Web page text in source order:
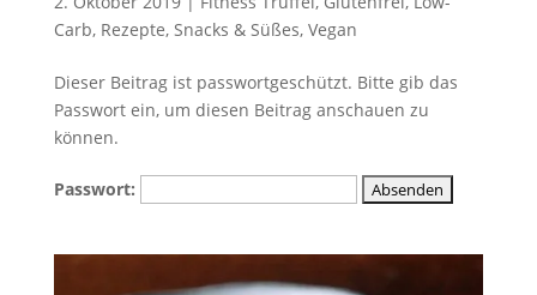
Carb, Rezepte, Snacks & Süßes, Vegan
Dieser Beitrag ist passwortgeschützt. Bitte gib das
Passwort ein, um diesen Beitrag anschauen zu
können.
Passwort: